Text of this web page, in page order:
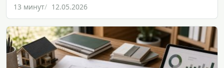
13 минут
12.05.2026